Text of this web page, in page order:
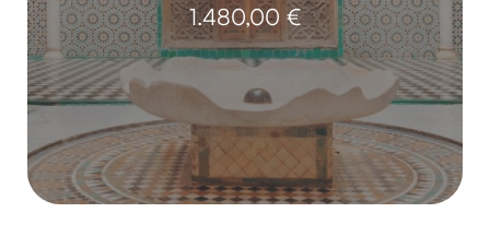
1.480,00 €